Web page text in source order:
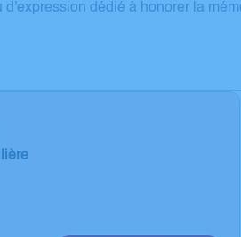
dédié à honorer la